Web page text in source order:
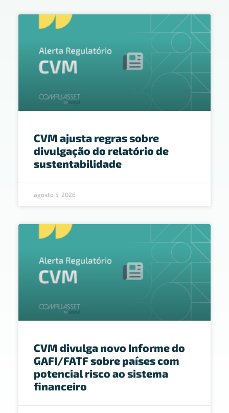
CVM ajusta regras sobre
divulgação do relatório de
sustentabilidade
agosto 5, 2026
CVM divulga novo Informe do
GAFI/FATF sobre países com
potencial risco ao sistema
financeiro